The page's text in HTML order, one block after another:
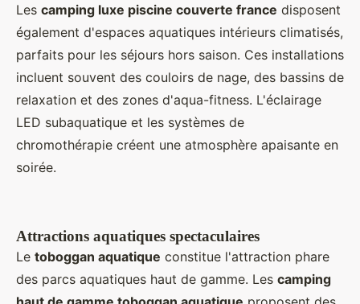
Les camping luxe piscine couverte france disposent
également d'espaces aquatiques intérieurs climatisés,
parfaits pour les séjours hors saison. Ces installations
incluent souvent des couloirs de nage, des bassins de
relaxation et des zones d'aqua-fitness. L'éclairage
LED subaquatique et les systèmes de
chromothérapie créent une atmosphère apaisante en
soirée.
Attractions aquatiques spectaculaires
Le toboggan aquatique constitue l'attraction phare
des parcs aquatiques haut de gamme. Les camping